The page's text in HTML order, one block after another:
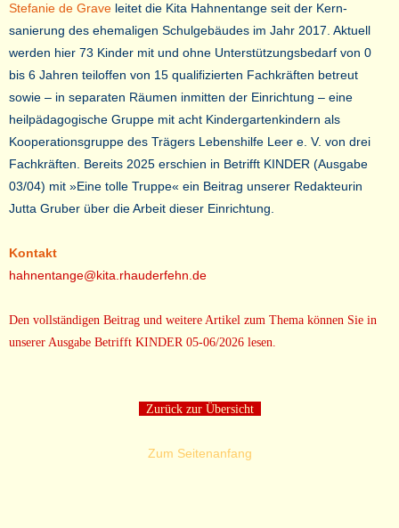
Stefanie de Grave leitet die Kita Hahnentange seit der Kern-
sanierung des ehemaligen Schulgebäudes im Jahr 2017. Aktuell
werden hier 73 Kinder mit und ohne Unterstützungsbedarf von 0
bis 6 Jahren teiloffen von 15 qualifizierten Fachkräften betreut
sowie – in separaten Räumen inmitten der Einrichtung – eine
heilpädagogische Gruppe mit acht Kindergartenkindern als
Kooperationsgruppe des Trägers Lebenshilfe Leer e. V. von drei
Fachkräften. Bereits 2025 erschien in Betrifft KINDER (Ausgabe
03/04) mit »Eine tolle Truppe« ein Beitrag unserer Redakteurin
Jutta Gruber über die Arbeit dieser Einrichtung.
Kontakt
hahnentange@kita.rhauderfehn.de
Den vollständigen Beitrag und weitere Artikel zum Thema können Sie in
unserer Ausgabe Betrifft KINDER 05-06/2026 lesen.
Zurück zur Übersicht
Zum Seitenanfang